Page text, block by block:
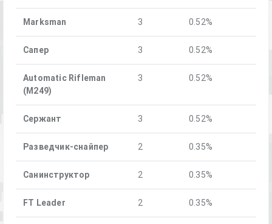
Marksman 3 0.52%
Сапер 3 0.52%
Automatic Rifleman
(M249)
3 0.52%
Сержант 3 0.52%
Разведчик-снайпер 2 0.35%
Санинструктор 2 0.35%
FT Leader 2 0.35%